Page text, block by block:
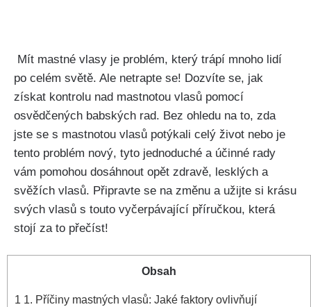
‌ Mít‌ mastné vlasy je ⁢problém, který trápí mnoho⁤ lidí
po⁤ celém světě. Ale netrapte⁤ se! Dozvíte ‌se, jak
získat kontrolu nad⁢ mastnotou⁣ vlasů pomocí
osvědčených babských ​rad. Bez ohledu⁤ na ‍to, ⁣zda
‍jste se s mastnotou vlasů potýkali celý⁤ život nebo​ je
‌tento problém nový, tyto jednoduché a účinné ‌rady
vám pomohou dosáhnout‌ opět‌ zdravě, lesklých a
svěžích ‌vlasů. Připravte se na změnu a ‍užijte si krásu
svých vlasů s touto vyčerpávající příručkou, která
stojí ‍za to přečíst!
Obsah
1 1. Příčiny mastných ⁣vlasů: Jaké faktory ovlivňují